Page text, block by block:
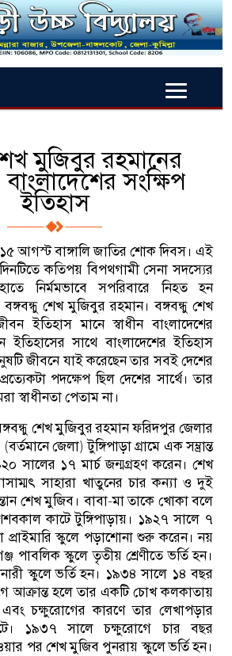
মুজিবুর রহমানের
সংক্ষিপ
ইতিহাস
১৫ আগস্ট বাঙ্গালি জাতির শোক দিবস। এই
দিনটিতে কতিপয় বিপথগামী সেনা সদস্যের
হাতে নির্মমভাবে সপরিবারে নিহত হন
বঙ্গবন্ধু শেখ মুজিবুর রহমান। বঙ্গবন্ধু শেখ
ইতিহাস মানে স্বাধীন বাংলাদেশের
ইতিহাসের সাথে বাংলাদেশের ইতিহাস
জীবনে যাই করেছেন তার সবই দেশের
পদক্ষেপ ছিল দেশের সার্থে। তার
পেতাম না।
শেখ মুজিবুর রহমান ফরিদপুর জেলার
জেলা) টুঙ্গিপাড়া গ্রামে এক সম্ভ্রান্ত
সালের ১৭ মার্চ জন্মগ্রহণ করেন। শেখ
সাহারা খাতুনের চার কন্যা ও দুই
শেখ মুজিব। বাবা-মা তাকে খোকা বলে
কাটে টুঙ্গিপাড়ায়। ১৯২৭ সালে ৭
প্রাইমারি স্কুলে পড়াশোনা শুরু করেন। নয়
পাবলিক স্কুলে তৃতীয় শ্রেণীতে ভর্তি হন।
স্কুলে ভর্তি হন। ১৯৩৪ সালে ১৪ বছর
আক্রান্ত হলে তার একটি চোখ কলকাতায়
চক্ষুরোগের কারণে তার লেখাপড়ার
১৯৩৭ সালে চক্ষুরোগে চার বছর
পর শেখ মুজিব পুনরায় স্কুলে ভর্তি হন।